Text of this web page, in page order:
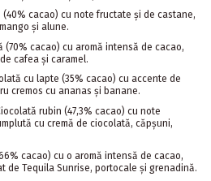
cacao) cu note fructate și de castane,
și alune.
cacao) cu aromă intensă de cacao,
cafea și caramel.
cu lapte (35% cacao) cu accente de
cremos cu ananas și banane.
rubin (47,3% cacao) cu note
cu cremă de ciocolată, căpșuni,
cacao) cu o aromă intensă de cacao,
de Tequila Sunrise, portocale și grenadină.